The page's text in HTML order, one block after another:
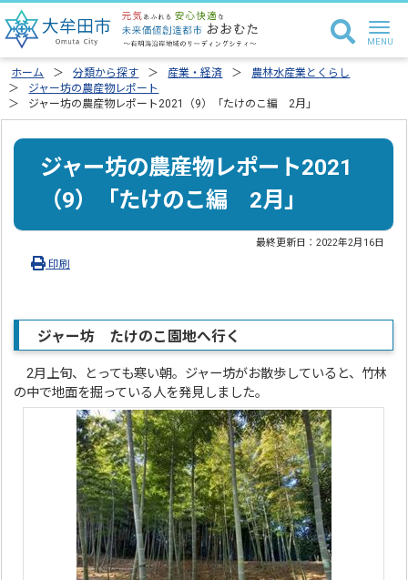
ホーム 分類から探す 産業・経済
農林水産業とくらし
ジャー坊の農産物レポート
ジャー坊の農産物レポート2021（9）「たけのこ編 2月」
ジャー坊の農産物レポート2021
（9）「たけのこ編 2月」
最終更新日：2022年2月16日
印刷
ジャー坊 たけのこ園地へ行く
2月上旬、とっても寒い朝。ジャー坊がお散歩していると、竹林
の中で地面を掘っている人を発見しました。